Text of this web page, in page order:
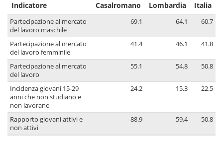
Indicatore Casalromano Lombardia Italia
Partecipazione al mercato
del lavoro maschile
69.1 64.1 60.7
Partecipazione al mercato
del lavoro femminile
41.4 46.1 41.8
Partecipazione al mercato
del lavoro
55.1 54.8 50.8
Incidenza giovani 15-29
anni che non studiano e
non lavorano
24.2 15.3 22.5
Rapporto giovani attivi e
non attivi
88.9 59.4 50.8